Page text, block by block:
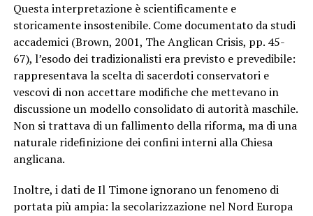
Questa interpretazione è scientificamente e
storicamente insostenibile. Come documentato da studi
accademici (Brown, 2001, The Anglican Crisis, pp. 45-
67), l’esodo dei tradizionalisti era previsto e prevedibile:
rappresentava la scelta di sacerdoti conservatori e
vescovi di non accettare modifiche che mettevano in
discussione un modello consolidato di autorità maschile.
Non si trattava di un fallimento della riforma, ma di una
naturale ridefinizione dei confini interni alla Chiesa
anglicana.
Inoltre, i dati de Il Timone ignorano un fenomeno di
portata più ampia: la secolarizzazione nel Nord Europa